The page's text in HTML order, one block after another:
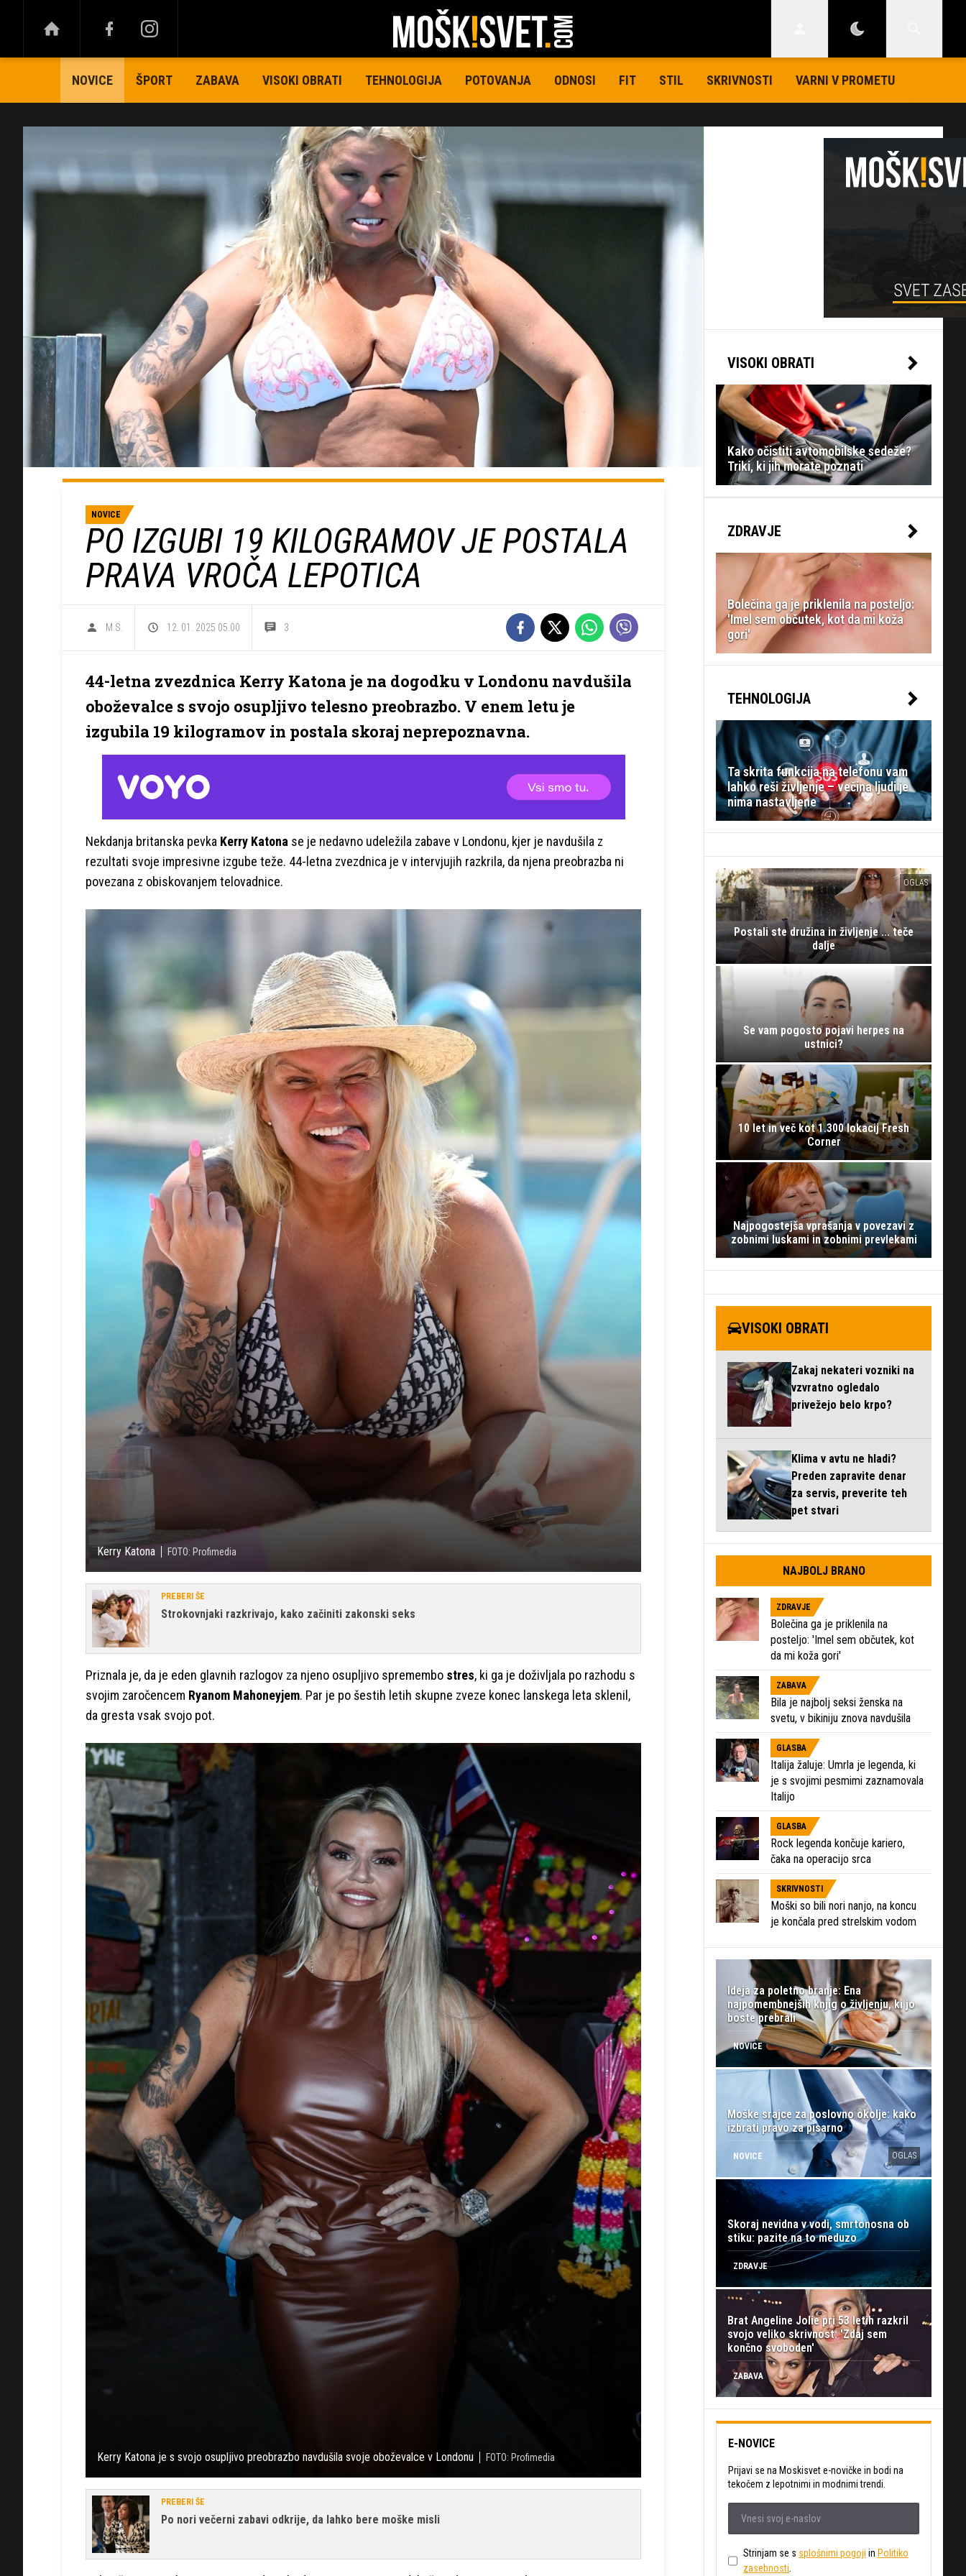
NOVICE ŠPORT ZABAVA VISOKI OBRATI TEHNOLOGIJA POTOVANJA ODNOSI FIT STIL SKRIVNOSTI VARNI V PROMETU
NOVICE
PO IZGUBI 19 KILOGRAMOV JE POSTALA
PRAVA VROČA LEPOTICA
M.S. 12. 01. 2025 05.00 3
44-letna zvezdnica Kerry Katona je na dogodku v Londonu navdušila
oboževalce s svojo osupljivo telesno preobrazbo. V enem letu je
izgubila 19 kilogramov in postala skoraj neprepoznavna.
Nekdanja britanska pevka Kerry Katona se je nedavno udeležila zabave v Londonu, kjer je navdušila z
rezultati svoje impresivne izgube teže. 44-letna zvezdnica je v intervjujih razkrila, da njena preobrazba ni
povezana z obiskovanjem telovadnice.
Kerry Katona FOTO: Profimedia
PREBERI ŠE
Strokovnjaki razkrivajo, kako začiniti zakonski seks
Priznala je, da je eden glavnih razlogov za njeno osupljivo spremembo stres, ki ga je doživljala po razhodu s
svojim zaročencem Ryanom Mahoneyjem. Par je po šestih letih skupne zveze konec lanskega leta sklenil,
da gresta vsak svojo pot.
Kerry Katona je s svojo osupljivo preobrazbo navdušila svoje oboževalce v Londonu FOTO: Profimedia
PREBERI ŠE
Po nori večerni zabavi odkrije, da lahko bere moške misli
VISOKI OBRATI
Kako očistiti avtomobilske sedeže?
Triki, ki jih morate poznati
ZDRAVJE
Bolečina ga je priklenila na posteljo:
'Imel sem občutek, kot da mi koža
gori'
TEHNOLOGIJA
Ta skrita funkcija na telefonu vam
lahko reši življenje – večina ljudi je
nima nastavljene
OGLAS
Postali ste družina in življenje ... teče
dalje
Se vam pogosto pojavi herpes na
ustnici?
10 let in več kot 1.300 lokacij Fresh
Corner
Najpogostejša vprašanja v povezavi z
zobnimi luskami in zobnimi prevlekami
VISOKI OBRATI
Zakaj nekateri vozniki na
vzvratno ogledalo
privežejo belo krpo?
Klima v avtu ne hladi?
Preden zapravite denar
za servis, preverite teh
pet stvari
NAJBOLJ BRANO
ZDRAVJE
Bolečina ga je priklenila na
posteljo: 'Imel sem občutek, kot
da mi koža gori'
ZABAVA
Bila je najbolj seksi ženska na
svetu, v bikiniju znova navdušila
GLASBA
Italija žaluje: Umrla je legenda, ki
je s svojimi pesmimi zaznamovala
Italijo
GLASBA
Rock legenda končuje kariero,
čaka na operacijo srca
SKRIVNOSTI
Moški so bili nori nanjo, na koncu
je končala pred strelskim vodom
Ideja za poletno branje: Ena
najpomembnejših knjig o življenju, ki jo
boste prebrali
NOVICE
Moške srajce za poslovno okolje: kako
izbrati pravo za pisarno
NOVICE OGLAS
Skoraj nevidna v vodi, smrtonosna ob
stiku: pazite na to meduzo
ZDRAVJE
Brat Angeline Jolie pri 53 letih razkril
svojo veliko skrivnost: 'Zdaj sem
končno svoboden'
ZABAVA
E-NOVICE
Prijavi se na Moskisvet e-novičke in bodi na
tekočem z lepotnimi in modnimi trendi.
Strinjam se s splošnimi pogoji in Politiko
zasebnosti